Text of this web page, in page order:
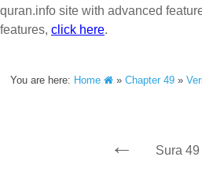
quran.info site with advanced
features, click here.
You are here: Home »Chapter 49 »
← Sura 49